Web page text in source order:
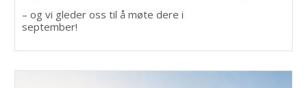
– og vi gleder oss til å møte dere i
september!